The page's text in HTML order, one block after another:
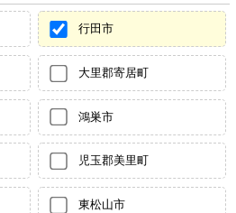
行田市
大里郡寄居町
鴻巣市
児玉郡美里町
東松山市